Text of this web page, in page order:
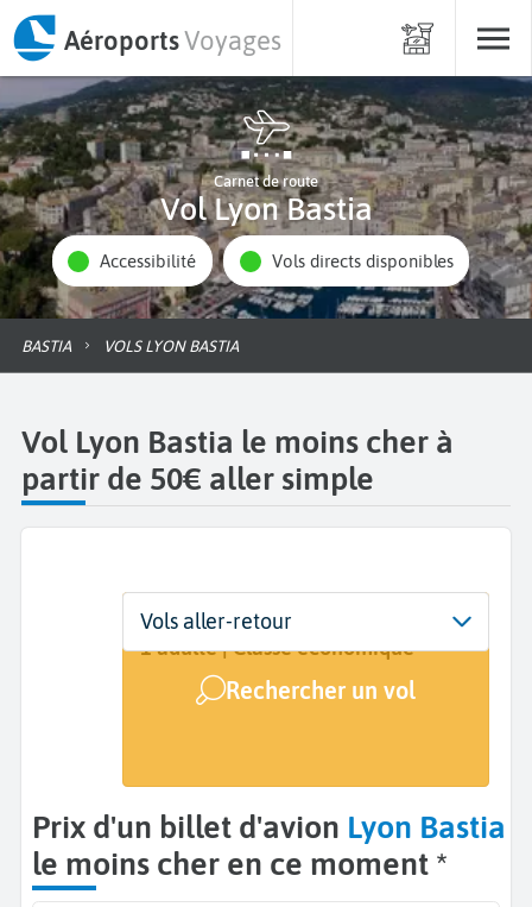
AéroportsVoyages
Carnet de route
Vol Lyon Bastia
Accessibilité Vols directs disponibles
BASTIA VOLS LYON BASTIA
Vol Lyon Bastia le moins cher à
partir de 50€ aller simple
Départ
Lyon (LYS)
Dates
Dates de votre voyage
Voyageurs | Classe
1 adulte | Classe économique
Rechercher un vol
Vols aller-retour
Prix d'un billet d'avion Lyon Bastia
le moins cher en ce moment *